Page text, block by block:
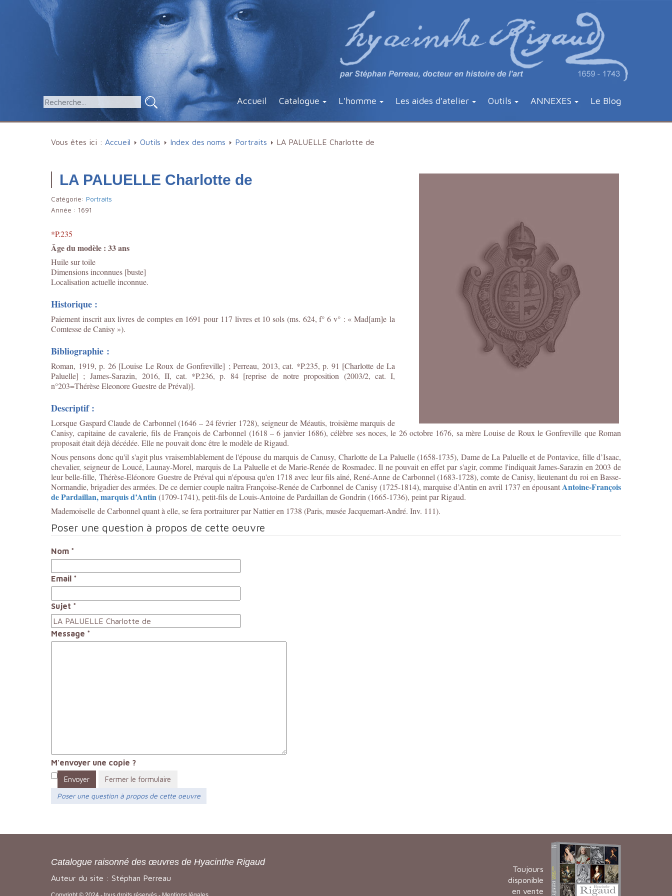
Accueil Catalogue L'homme Les aides d'atelier Outils ANNEXES Le Blog
Vous êtes ici : Accueil Outils Index des noms Portraits LA PALUELLE Charlotte de
LA PALUELLE Charlotte de
Catégorie: Portraits
Année : 1691
*P.235
Âge du modèle : 33 ans
Huile sur toile
Dimensions inconnues [buste]
Localisation actuelle inconnue.
Historique :
Paiement inscrit aux livres de comptes en 1691 pour 117 livres et 10 sols (ms. 624, f° 6 v° : « Mad[am]e la
Comtesse de Canisy »).
Bibliographie :
Roman, 1919, p. 26 [Louise Le Roux de Gonfreville] ; Perreau, 2013, cat. *P.235, p. 91 [Charlotte de La
Paluelle] ;James-Sarazin, 2016, II, cat. *P.236, p. 84 [reprise de notre proposition (2003/2, cat. I,
n°203=Thérèse Eleonore Guestre de Préval)].
Descriptif :
Lorsque Gaspard Claude de Carbonnel (1646 – 24 février 1728), seigneur de Méautis, troisième marquis de
Canisy,capitaine de cavalerie, fils de François de Carbonnel (1618 – 6 janvier 1686), célèbre ses noces, le 26 octobre 1676, sa mère Louise de Roux le Gonfreville que Roman
proposait était déjà décédée. Elle ne pouvait donc être le modèle de Rigaud.
Nous pensons donc qu'il s'agit plus vraisemblablement de l'épouse du marquis de Canusy, Charlotte de La Paluelle (1658-1735), Dame de La Paluelle et de Pontavice, fille d’Isaac,
chevalier, seigneur de Loucé, Launay-Morel, marquis de La Paluelle et de Marie-Renée de Rosmadec. Il ne pouvait en effet par s'agir, comme l'indiquait James-Sarazin en 2003 de
leur belle-fille, Thérèse-Eléonore Guestre de Préval qui n'épousa qu'en 1718 avec leur fils aîné, René-Anne de Carbonnel (1683-1728), comte de Canisy, lieutenant du roi en Basse-
Normandie, brigadier des armées. De ce dernier couple naîtra Françoise-Renée de Carbonnel de Canisy (1725-1814), marquise d’Antin en avril 1737 en épousantAntoine-François
de Pardaillan, marquis d’Antin(1709-1741), petit-fils de Louis-Antoine de Pardaillan de Gondrin (1665-1736), peint par Rigaud.
Mademoiselle de Carbonnel quant à elle, se fera portraiturer par Nattier en 1738 (Paris, musée Jacquemart-André. Inv. 111).
Poser une question à propos de cette oeuvre
Nom *
Email *
Sujet *
Message *
M'envoyer une copie ?
Envoyer
Fermer le formulaire
Poser une question à propos de cette oeuvre
Catalogue raisonné des œuvres de Hyacinthe Rigaud
Auteur du site : Stéphan Perreau
Toujours
disponible
en vente